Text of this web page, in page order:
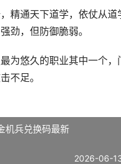
通天下道学，依仗从道
劲，但防御脆弱。
悠久的职业其中一个，
不足。
机兵兑换码最新
2026-06-